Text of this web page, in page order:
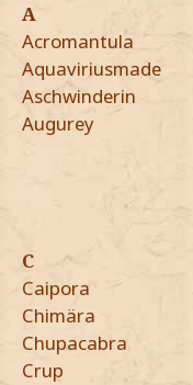
A
Acromantula
Aquaviriusmade
Aschwinderin
Augurey
C
Caipora
Chimära
Chupacabra
Crup